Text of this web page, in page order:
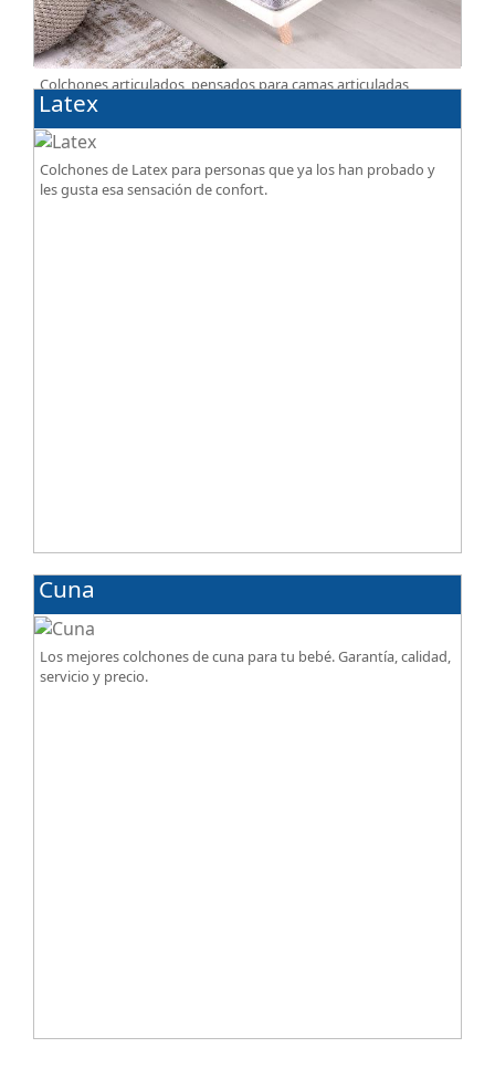
Colchones articulados, pensados para camas articuladas
eléctricas. Tienen un diseño especialmente pensado para este
tipo de bases.
Latex
Colchones de Latex para personas que ya los han probado y
les gusta esa sensación de confort.
Cuna
Los mejores colchones de cuna para tu bebé. Garantía, calidad,
servicio y precio.